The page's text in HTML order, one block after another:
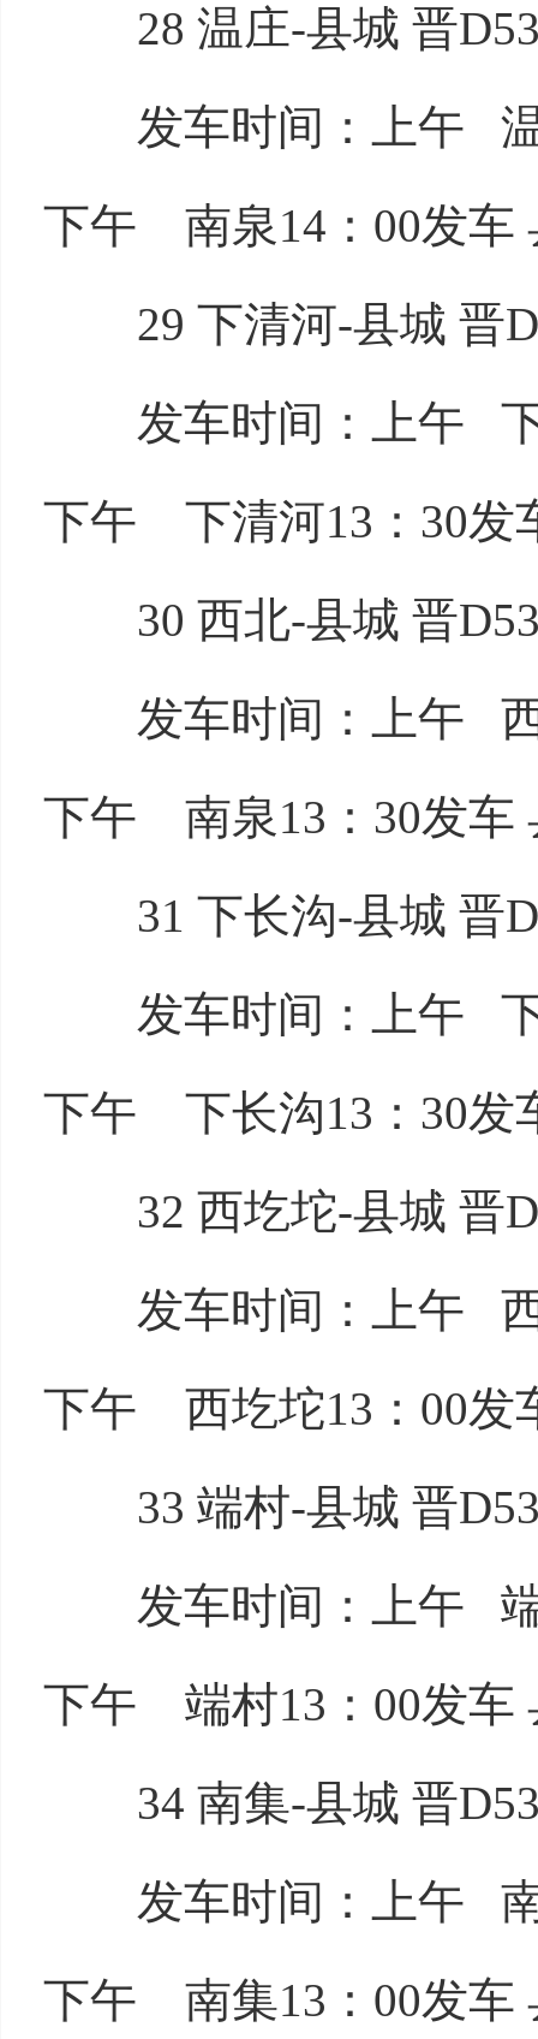
28 温庄-县城 晋
发车时间：上午 温
下午 南泉14：00发车
29 下清河-县城 晋
发车时间：上午 下
下午 下清河13：30发
30 西北-县城 晋
发车时间：上午 西
下午 南泉13：30发车
31 下长沟-县城 晋
发车时间：上午 下
下午 下长沟13：30发
32 西圪坨-县城 晋
发车时间：上午 西
下午 西圪坨13：00发
33 端村-县城 晋
发车时间：上午 端
下午 端村13：00发车
34 南集-县城 晋
发车时间：上午 南
下午 南集13：00发车